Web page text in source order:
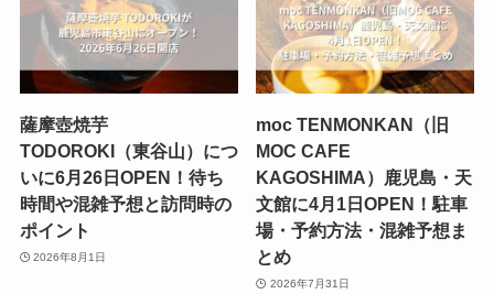
薩摩壺焼芋
TODOROKI（東谷山）につ
いに6月26日OPEN！待ち
時間や混雑予想と訪問時の
ポイント
2026年8月1日
moc TENMONKAN（旧
MOC CAFE
KAGOSHIMA）鹿児島・天
文館に4月1日OPEN！駐車
場・予約方法・混雑予想ま
とめ
2026年7月31日